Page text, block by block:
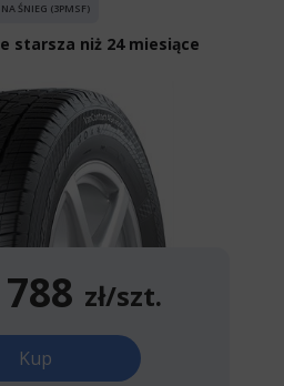
ŚNIEG (3PMSF)
starsza niż 24 miesiące
788 zł/szt.
Kup